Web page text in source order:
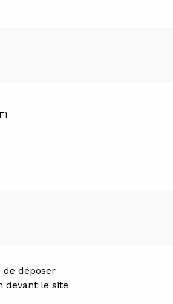
de déposer
devant le site